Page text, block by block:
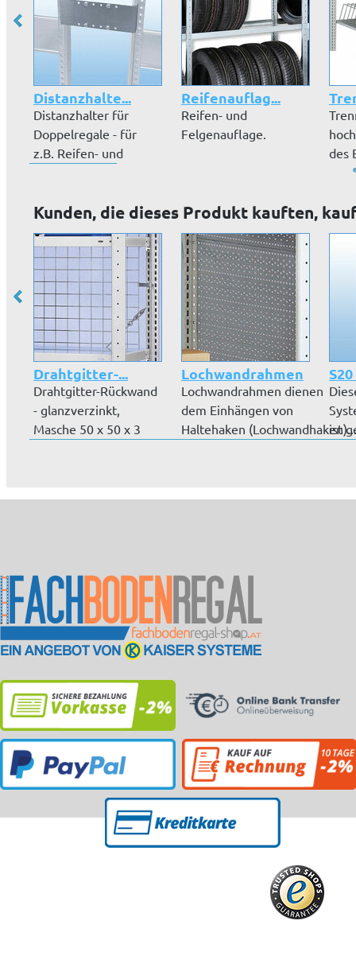
Distanzhalte...
Distanzhalter für
Doppelregale - für
z.B. Reifen- und
Reifenauflag...
Reifen- und
Felgenauflage.
des
Kunden, die dieses Produkt kauften,
Drahtgitter-...
Drahtgitter-Rückwand
- glanzverzinkt,
Masche 50 x 50 x 3
Lochwandrahmen
Lochwandrahmen dienen
dem Einhängen von
Haltehaken
ist